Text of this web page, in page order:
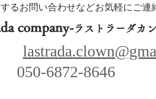
るお問い合わせなどお気軽にご
company-ラストラーダ
050-6872-8646